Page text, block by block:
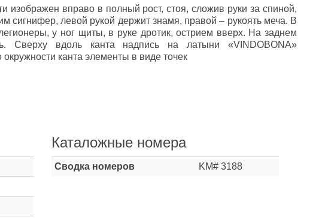
изображен вправо в полный рост, стоя, сложив руки за спиной,
сигнифер, левой рукой держит знамя, правой – рукоять меча. В
у ног щиты, в руке дротик, острием вверх. На заднем
Сверху вдоль канта надпись на латыни «VINDOBONA»
канта элементы в виде точек
Каталожные номера
Сводка номеров KM# 3188